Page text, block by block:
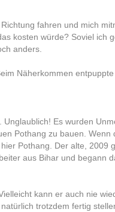
fahren und mich
kosten würde? Soviel ich
anders.
Näherkommen
Es wurden
Pothang zu bauen.
Pothang. Der alte, 2009
aus Bihar und begann
kann er auch nie
trotzdem fertig